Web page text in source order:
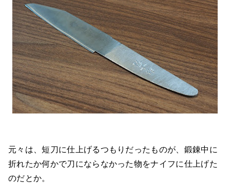
元々は、短刀に仕上げるつもりだったものが、鍛錬中に
折れたか何かで刀にならなかった物をナイフに仕上げた
のだとか。